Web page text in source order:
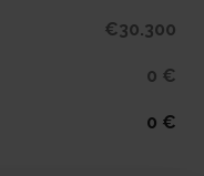
€30.300
0 €
0 €